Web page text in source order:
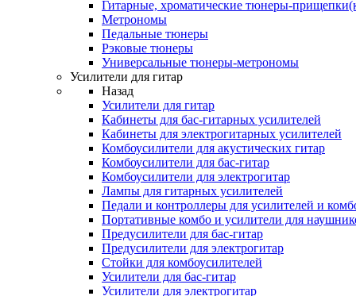
Гитарные, хроматические тюнеры-
Метрономы
Педальные тюнеры
Рэковые тюнеры
Универсальные тюнеры-метрономы
Усилители для гитар
Назад
Усилители для гитар
Кабинеты для бас-гитарных усилителей
Кабинеты для электрогитарных усилителей
Комбоусилители для акустических гитар
Комбоусилители для бас-гитар
Комбоусилители для электрогитар
Лампы для гитарных усилителей
Педали и контроллеры для усилителей и
Портативные комбо и усилители для
Предусилители для бас-гитар
Предусилители для электрогитар
Стойки для комбоусилителей
Усилители для бас-гитар
Усилители для электрогитар